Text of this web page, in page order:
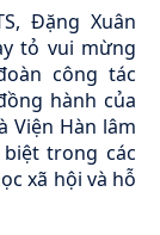
Đặng Xuân
tỏ vui mừng
công tác
hành của
Viện Hàn lâm
trong các
xã hội và hỗ